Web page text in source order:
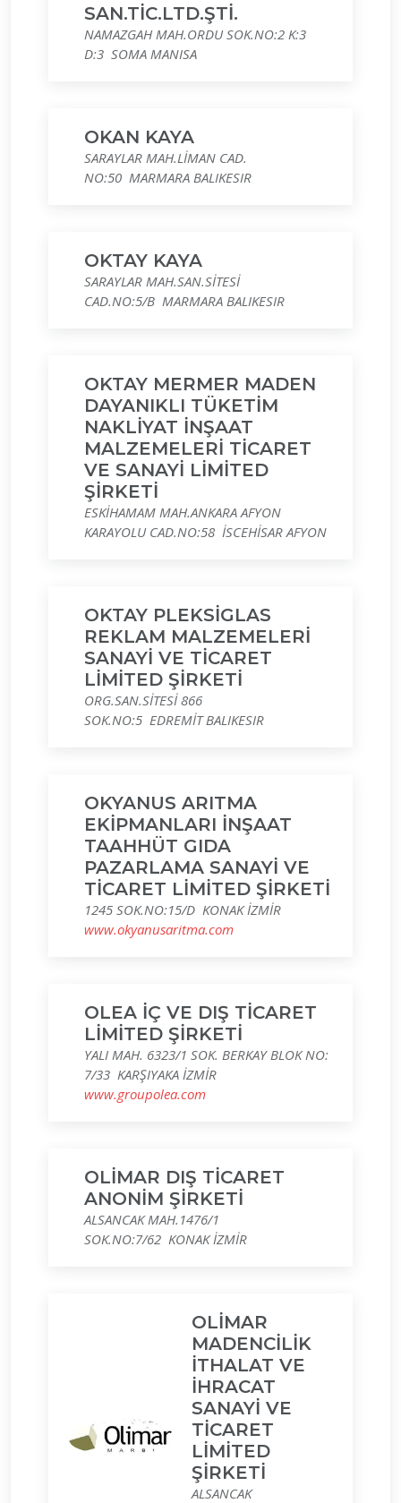
SAN.TİC.LTD.ŞTİ.
NAMAZGAH MAH.ORDU SOK.NO:2 K:3
D:3 SOMA MANISA
OKAN KAYA
SARAYLAR MAH.LİMAN CAD.
NO:50 MARMARA BALIKESIR
OKTAY KAYA
SARAYLAR MAH.SAN.SİTESİ
CAD.NO:5/B MARMARA BALIKESIR
OKTAY MERMER MADEN
DAYANIKLI TÜKETİM
NAKLİYAT İNŞAAT
MALZEMELERİ TİCARET
VE SANAYİ LİMİTED
ŞİRKETİ
ESKİHAMAM MAH.ANKARA AFYON
KARAYOLU CAD.NO:58 İSCEHİSAR AFYON
OKTAY PLEKSİGLAS
REKLAM MALZEMELERİ
SANAYİ VE TİCARET
LİMİTED ŞİRKETİ
ORG.SAN.SİTESİ 866
SOK.NO:5 EDREMİT BALIKESIR
OKYANUS ARITMA
EKİPMANLARI İNŞAAT
TAAHHÜT GIDA
PAZARLAMA SANAYİ VE
TİCARET LİMİTED ŞİRKETİ
1245 SOK.NO:15/D KONAK İZMİR
www.okyanusaritma.com
OLEA İÇ VE DIŞ TİCARET
LİMİTED ŞİRKETİ
YALI MAH. 6323/1 SOK. BERKAY BLOK NO:
7/33 KARŞIYAKA İZMİR
www.groupolea.com
OLİMAR DIŞ TİCARET
ANONİM ŞİRKETİ
ALSANCAK MAH.1476/1
SOK.NO:7/62 KONAK İZMİR
OLİMAR
MADENCİLİK
İTHALAT VE
İHRACAT
SANAYİ VE
TİCARET
LİMİTED
ŞİRKETİ
ALSANCAK